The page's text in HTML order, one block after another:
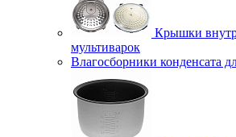
Крышки
мультиварок
Влагосборники конденсата